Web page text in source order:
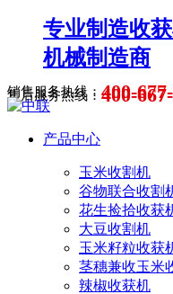
专业制造收
机械制造商
销售服务热线： 400-
售后服务热线： 400-
产品中心
玉米收割机
谷物联合收割
花生捡拾收获
大豆收割机
玉米籽粒收获
茎穗兼收玉米
辣椒收获机